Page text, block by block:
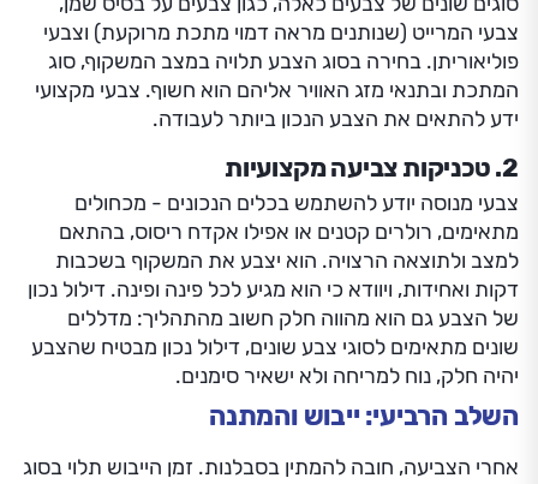
צבעי המרייט (שנותנים מראה דמוי מתכת מרוקעת) וצבעי
פוליאוריתן. בחירה בסוג הצבע תלויה במצב המשקוף, סוג
המתכת ובתנאי מזג האוויר אליהם הוא חשוף. צבעי מקצועי
ידע להתאים את הצבע הנכון ביותר לעבודה.
2. טכניקות צביעה מקצועיות
צבעי מנוסה יודע להשתמש בכלים הנכונים - מכחולים
מתאימים, רולרים קטנים או אפילו אקדח ריסוס, בהתאם
למצב ולתוצאה הרצויה. הוא יצבע את המשקוף בשכבות
דקות ואחידות, ויוודא כי הוא מגיע לכל פינה ופינה. דילול נכון
של הצבע גם הוא מהווה חלק חשוב מהתהליך: מדללים
שונים מתאימים לסוגי צבע שונים, דילול נכון מבטיח שהצבע
יהיה חלק, נוח למריחה ולא ישאיר סימנים.
השלב הרביעי: ייבוש והמתנה
אחרי הצביעה, חובה להמתין בסבלנות. זמן הייבוש תלוי בסוג